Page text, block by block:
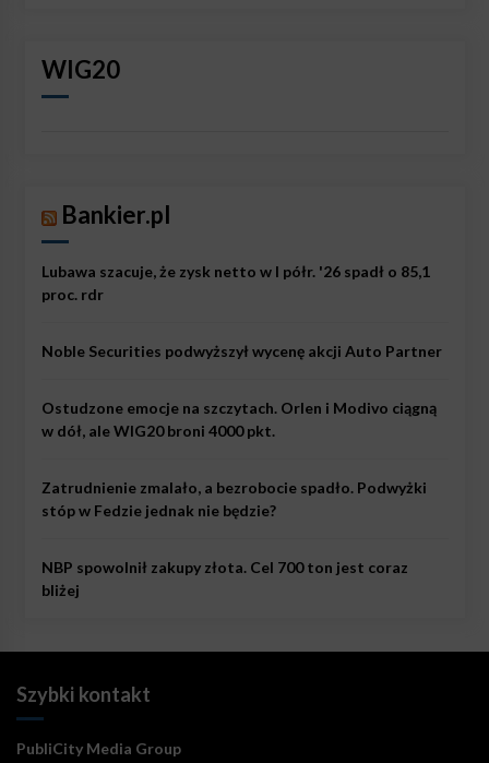
WIG20
Bankier.pl
Lubawa szacuje, że zysk netto w I półr. '26 spadł o 85,1
proc. rdr
Noble Securities podwyższył wycenę akcji Auto Partner
Ostudzone emocje na szczytach. Orlen i Modivo ciągną
w dół, ale WIG20 broni 4000 pkt.
Zatrudnienie zmalało, a bezrobocie spadło. Podwyżki
stóp w Fedzie jednak nie będzie?
NBP spowolnił zakupy złota. Cel 700 ton jest coraz
bliżej
Szybki kontakt
PubliCity Media Group